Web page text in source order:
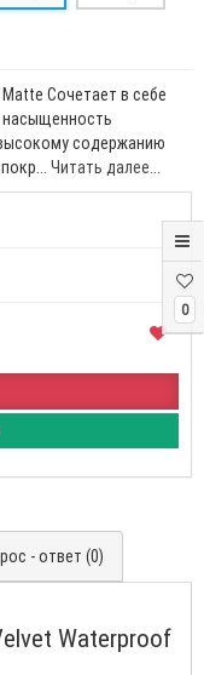
0
Сочетает в себе
насыщенность
содержанию
Читать далее...
- ответ (0)
Waterproof